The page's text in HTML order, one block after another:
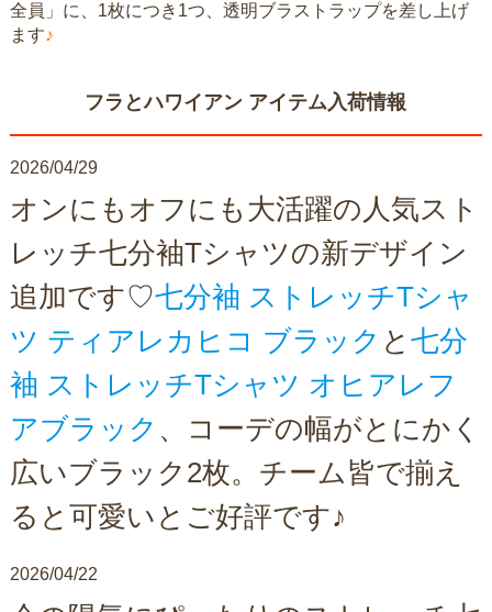
全員」に、1枚につき1つ、透明ブラストラップを差し上げ
ます♪
フラとハワイアン アイテム入荷情報
2026/04/29
オンにもオフにも大活躍の人気スト
レッチ七分袖Tシャツの新デザイン
追加です♡七分袖 ストレッチTシャ
ツ ティアレカヒコ ブラック と 七分
袖 ストレッチTシャツ オヒアレフ
アブラック 、コーデの幅がとにかく
広いブラック2枚。チーム皆で揃え
ると可愛いとご好評です♪
2026/04/22